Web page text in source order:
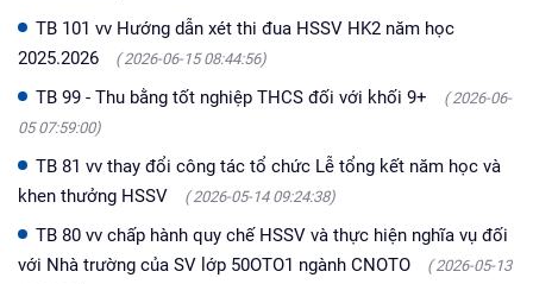
TB 101 vv Hướng dẫn xét thi đua HSSV HK2 năm học
2025.2026
( 2026-06-15 08:44:56)
TB 99 - Thu bằng tốt nghiệp THCS đối với khối 9+
( 2026-06-
05 07:59:00)
TB 81 vv thay đổi công tác tổ chức Lễ tổng kết năm học và
khen thưởng HSSV
( 2026-05-14 09:24:38)
TB 80 vv chấp hành quy chế HSSV và thực hiện nghĩa vụ đối
với Nhà trường của SV lớp 50OTO1 ngành CNOTO
( 2026-05-13